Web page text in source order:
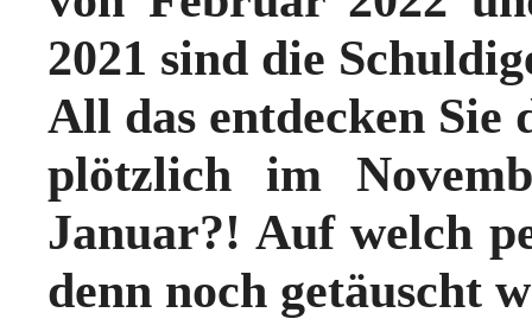
2021 sind die
All das entdecken
plötzlich im
Januar?! Auf welch
denn noch getäuscht